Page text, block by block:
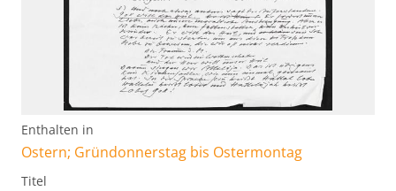
Enthalten in
Ostern; Gründonnerstag bis Ostermontag
Titel